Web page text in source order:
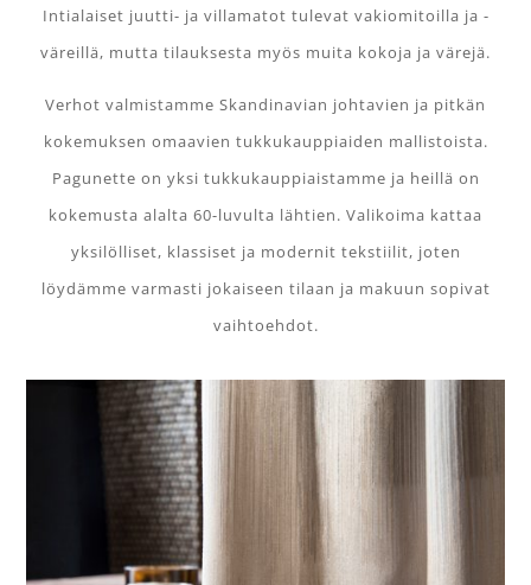
Intialaiset juutti- ja villamatot tulevat vakiomitoilla ja -
väreillä, mutta tilauksesta myös muita kokoja ja värejä.
Verhot valmistamme Skandinavian johtavien ja pitkän
kokemuksen omaavien tukkukauppiaiden mallistoista.
Pagunette on yksi tukkukauppiaistamme ja heillä on
kokemusta alalta 60-luvulta lähtien. Valikoima kattaa
yksilölliset, klassiset ja modernit tekstiilit, joten
löydämme varmasti jokaiseen tilaan ja makuun sopivat
vaihtoehdot.